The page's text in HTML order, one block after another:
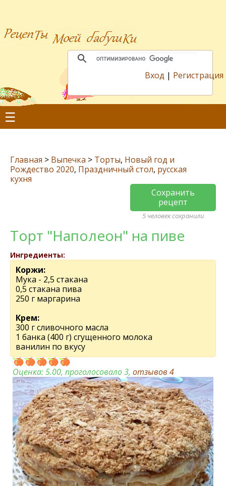
Вход | Регистрация
☰
Главная > Выпечка > Торты, Новый год и
Рождество 2020, Праздничный стол, русская
кухня
Сохранить
рецепт
5 человек сохранили
Торт "Наполеон" на пиве
Ингредиенты:
Коржи:
Мука - 2,5 стакана
0,5 стакана пива
250 г маргарина
Крем:
300 г сливочного масла
1 банка (400 г) сгущенного молока
ванилин по вкусу
Оценка:5.00, проголосовало 3, отзывов 4